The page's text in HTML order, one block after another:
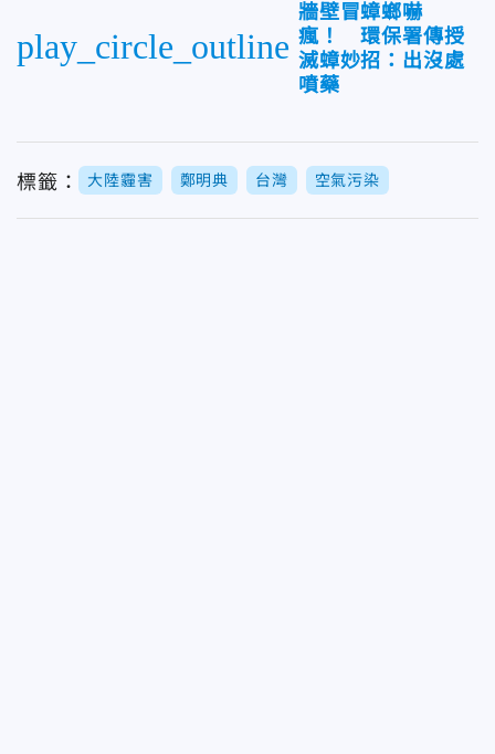
play_circle_outline
牆壁冒蟑螂嚇
瘋！ 環保署傳授
滅蟑妙招：出沒處
噴藥
標籤： 大陸霾害 鄭明典 台灣 空氣污染